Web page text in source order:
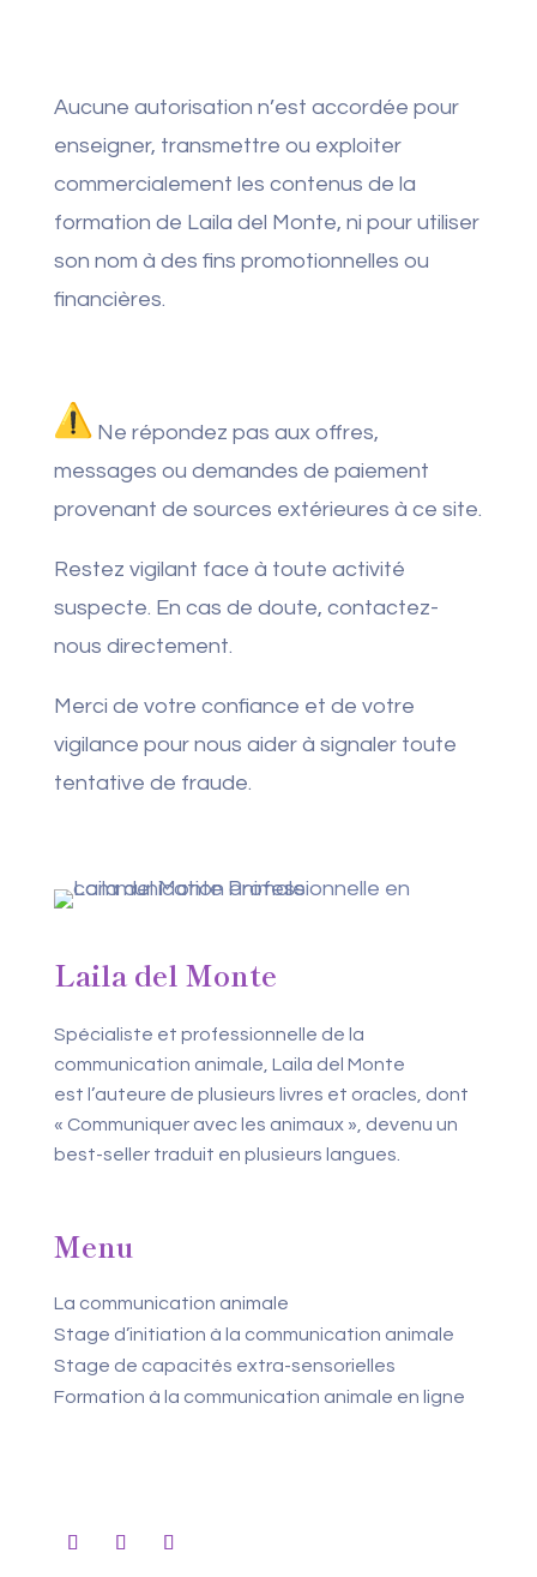
Aucune autorisation n’est accordée pour
enseigner, transmettre ou exploiter
commercialement les contenus de la
formation de Laila del Monte, ni pour utiliser
son nom à des fins promotionnelles ou
financières.
Ne répondez pas aux offres,
messages ou demandes de paiement
provenant de sources extérieures à ce site.
Restez vigilant face à toute activité
suspecte. En cas de doute, contactez-
nous directement.
Merci de votre confiance et de votre
vigilance pour nous aider à signaler toute
tentative de fraude.
Laila del Monte
Spécialiste et professionnelle de la
communication animale, Laila del Monte
est l’auteure de plusieurs livres et oracles, dont
« Communiquer avec les animaux », devenu un
best-seller traduit en plusieurs langues.
Menu
La communication animale
Stage d’initiation à la communication animale
Stage de capacités extra-sensorielles
Formation à la communication animale en ligne